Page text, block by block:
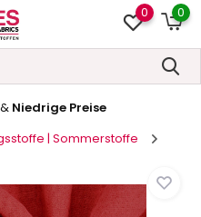
0 0
& Niedrige Preise
| Sommerstoffe